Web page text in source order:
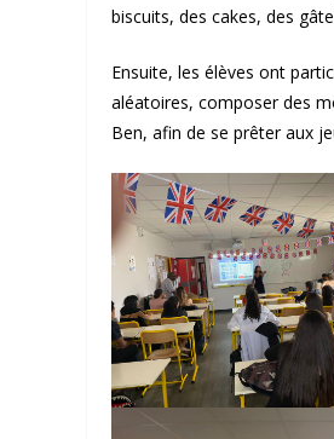
biscuits, des cakes, des
Ensuite, les élèves ont
aléatoires, composer des
Ben, afin de se prêter aux